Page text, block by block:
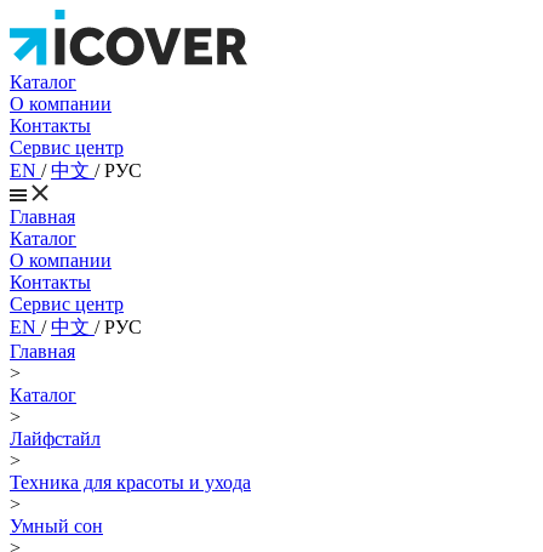
Каталог
О компании
Контакты
Сервис центр
EN /中文 /РУС
Главная
Каталог
О компании
Контакты
Сервис центр
EN /中文 /РУС
Главная
>
Каталог
>
Лайфстайл
>
Техника для красоты и ухода
>
Умный сон
>